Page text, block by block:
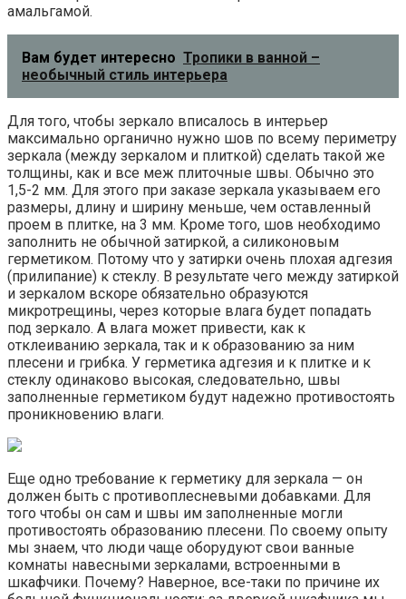
амальгамой.
Вам будет интересно Тропики в ванной –
необычный стиль интерьера
Для того, чтобы зеркало вписалось в интерьер
максимально органично нужно шов по всему периметру
зеркала (между зеркалом и плиткой) сделать такой же
толщины, как и все меж плиточные швы. Обычно это
1,5-2 мм. Для этого при заказе зеркала указываем его
размеры, длину и ширину меньше, чем оставленный
проем в плитке, на 3 мм. Кроме того, шов необходимо
заполнить не обычной затиркой, а силиконовым
герметиком. Потому что у затирки очень плохая адгезия
(прилипание) к стеклу. В результате чего между затиркой
и зеркалом вскоре обязательно образуются
микротрещины, через которые влага будет попадать
под зеркало. А влага может привести, как к
отклеиванию зеркала, так и к образованию за ним
плесени и грибка. У герметика адгезия и к плитке и к
стеклу одинаково высокая, следовательно, швы
заполненные герметиком будут надежно противостоять
проникновению влаги.
Еще одно требование к герметику для зеркала — он
должен быть с противоплесневыми добавками. Для
того чтобы он сам и швы им заполненные могли
противостоять образованию плесени. По своему опыту
мы знаем, что люди чаще оборудуют свои ванные
комнаты навесными зеркалами, встроенными в
шкафчики. Почему? Наверное, все-таки по причине их